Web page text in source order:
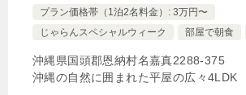
プラン価格帯（1泊2名料金）: 3万円〜
じゃらんスペシャルウィーク
部屋で朝食
沖縄県国頭郡恩納村名嘉真2288‐375
沖縄の自然に囲まれた平屋の広々